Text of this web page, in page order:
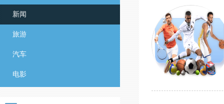
新闻
旅游
汽车
电影